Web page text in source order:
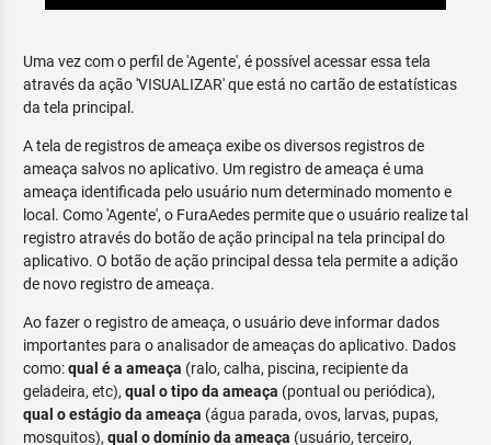
Uma vez com o perfil de 'Agente', é possível acessar essa tela
através da ação 'VISUALIZAR' que está no cartão de estatísticas
da tela principal.
A tela de registros de ameaça exibe os diversos registros de
ameaça salvos no aplicativo. Um registro de ameaça é uma
ameaça identificada pelo usuário num determinado momento e
local. Como 'Agente', o FuraAedes permite que o usuário realize tal
registro através do botão de ação principal na tela principal do
aplicativo. O botão de ação principal dessa tela permite a adição
de novo registro de ameaça.
Ao fazer o registro de ameaça, o usuário deve informar dados
importantes para o analisador de ameaças do aplicativo. Dados
como:qual é a ameaça (ralo, calha, piscina, recipiente da
geladeira, etc), qual o tipo da ameaça (pontual ou periódica),
qual o estágio da ameaça (água parada, ovos, larvas, pupas,
mosquitos), qual o domínio da ameaça (usuário, terceiro,